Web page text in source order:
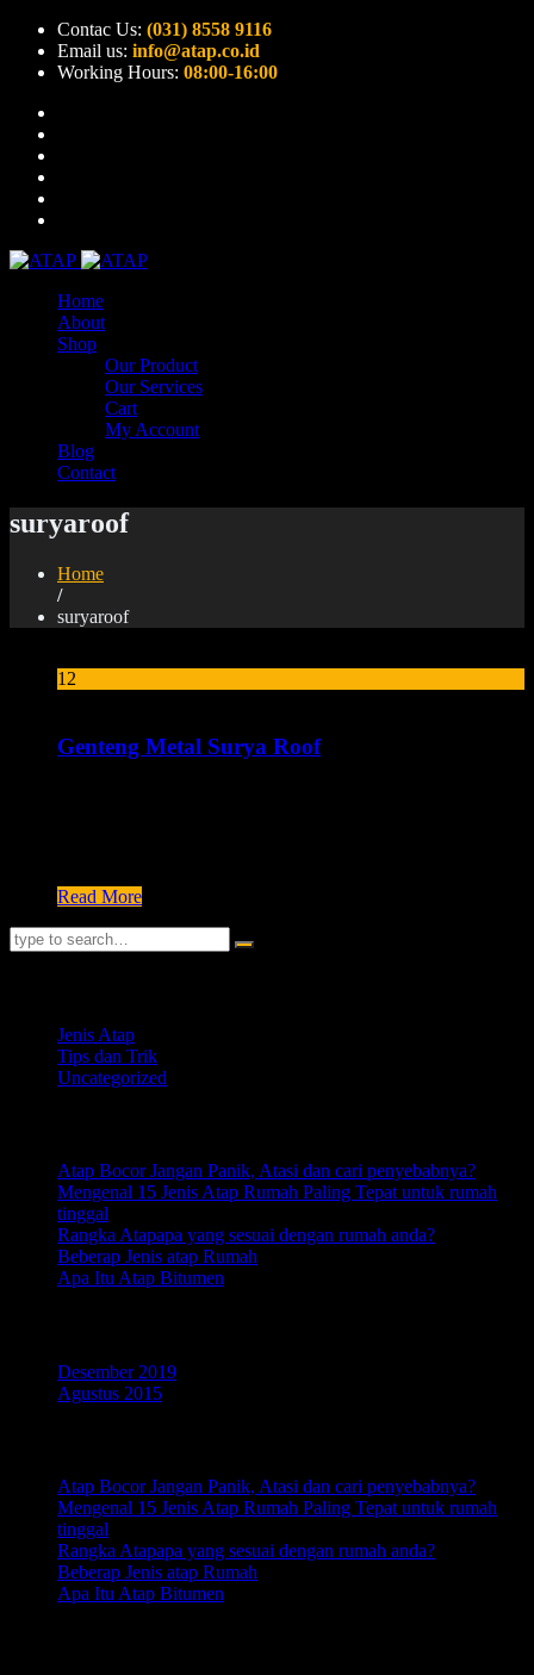
Contac Us: (031) 8558 9116
Email us: info@atap.co.id
Working Hours: 08:00-16:00
Home
About
Shop
Our Product
Our Services
Cart
My Account
Blog
Contact
suryaroof
Home
/
suryaroof
12
Genteng Metal Surya Roof
Read More
Jenis Atap
Tips dan Trik
Uncategorized
Atap Bocor Jangan Panik, Atasi dan cari penyebabnya?
Mengenal 15 Jenis Atap Rumah Paling Tepat untuk rumah
tinggal
Rangka Atapapa yang sesuai dengan rumah anda?
Beberap Jenis atap Rumah
Apa Itu Atap Bitumen
Desember 2019
Agustus 2015
Atap Bocor Jangan Panik, Atasi dan cari penyebabnya?
Mengenal 15 Jenis Atap Rumah Paling Tepat untuk rumah
tinggal
Rangka Atapapa yang sesuai dengan rumah anda?
Beberap Jenis atap Rumah
Apa Itu Atap Bitumen